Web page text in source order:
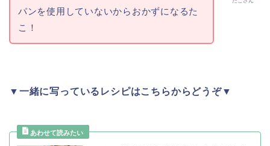
パンを使用していないからおかずになるた
こ！
▼一緒に写っているレシピはこちらからどうぞ▼